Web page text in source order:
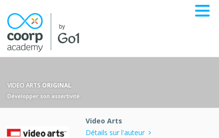
VIDEO ARTS ORIGINAL
Développer son assertivité
Video Arts
Détails sur l'auteur